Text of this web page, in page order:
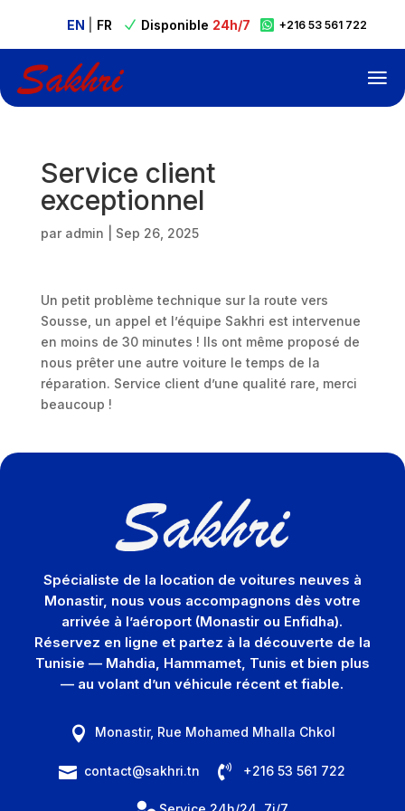
EN FR N Disponible 24h/7  +216 53 561 722
Service client
exceptionnel
par admin Sep 26, 2025
Un petit problème technique sur la route vers
Sousse, un appel et l’équipe Sakhri est intervenue
en moins de 30 minutes ! Ils ont même proposé de
nous prêter une autre voiture le temps de la
réparation. Service client d’une qualité rare, merci
beaucoup !
Spécialiste de la location de voitures neuves à
Monastir, nous vous accompagnons dès votre
arrivée à l’aéroport (Monastir ou Enfidha).
Réservez en ligne et partez à la découverte de la
Tunisie — Mahdia, Hammamet, Tunis et bien plus
— au volant d’un véhicule récent et fiable.
 Monastir, Rue Mohamed Mhalla Chkol
 contact@sakhri.tn  +216 53 561 722